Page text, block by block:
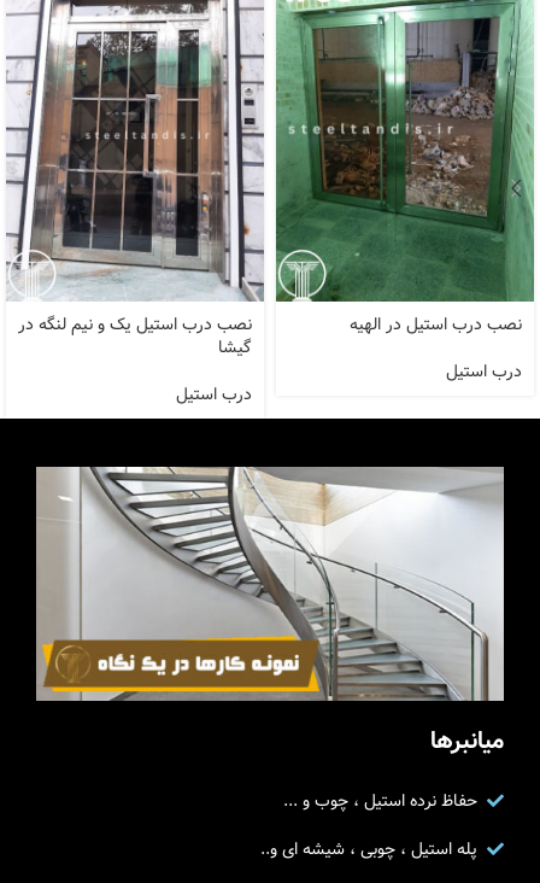
نصب درب استیل در الهیه
درب استیل
نصب درب استیل یک و نیم لنگه در
گیشا
درب استیل
میانبرها
حفاظ نرده استیل ، چوب و ...
پله استیل ، چوبی ، شیشه ای و..